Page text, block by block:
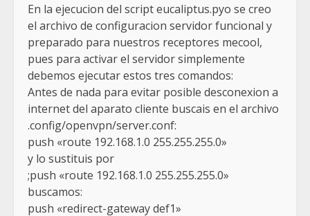
En la ejecucion del script eucaliptus.pyo se creo
el archivo de configuracion servidor funcional y
preparado para nuestros receptores mecool,
pues para activar el servidor simplemente
debemos ejecutar estos tres comandos:
Antes de nada para evitar posible desconexion a
internet del aparato cliente buscais en el archivo
.config/openvpn/server.conf:
push «route 192.168.1.0 255.255.255.0»
y lo sustituis por
;push «route 192.168.1.0 255.255.255.0»
buscamos:
push «redirect-gateway def1»